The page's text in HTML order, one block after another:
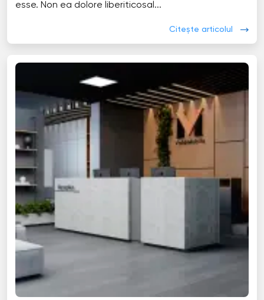
esse. Non ea dolore liberiticosal...
Citește articolul